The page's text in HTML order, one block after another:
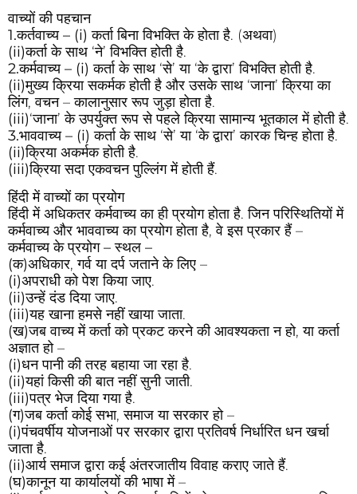
वाच्यों की पहचान
1.कर्तवाच्य – (i) कर्ता बिना विभक्ति के होता है. (अथवा)
(ii)कर्ता के साथ ‘ने’ विभक्ति होती है.
2.कर्मवाच्य – (i) कर्ता के साथ ‘से’ या ‘के द्वारा’ विभक्ति होती है.
(ii)मुख्य क्रिया सकर्मक होती है और उसके साथ ‘जाना’ क्रिया का
लिंग, वचन – कालानुसार रूप जुड़ा होता है.
(iii)‘जाना’ के उपर्युक्त रूप से पहले क्रिया सामान्य भूतकाल में होती है.
3.भाववाच्य – (i) कर्ता के साथ ‘से’ या ‘के द्वारा’ कारक चिन्ह होता है.
(ii)क्रिया अकर्मक होती है.
(iii)क्रिया सदा एकवचन पुल्लिंग में होती हैं.
हिंदी में वाच्यों का प्रयोग
हिंदी में अधिकतर कर्मवाच्य का ही प्रयोग होता है. जिन परिस्थितियों में
कर्मवाच्य और भाववाच्य का प्रयोग होता है, वे इस प्रकार हैं –
कर्मवाच्य के प्रयोग – स्थल –
(क)अधिकार, गर्व या दर्प जताने के लिए –
(i)अपराधी को पेश किया जाए.
(ii)उन्हें दंड दिया जाए.
(iii)यह खाना हमसे नहीं खाया जाता.
(ख)जब वाच्य में कर्ता को प्रकट करने की आवश्यकता न हो, या कर्ता
अज्ञात हो –
(i)धन पानी की तरह बहाया जा रहा है.
(ii)यहां किसी की बात नहीं सुनी जाती.
(iii)पत्र भेज दिया गया है.
(ग)जब कर्ता कोई सभा, समाज या सरकार हो –
(i)पंचवर्षीय योजनाओं पर सरकार द्वारा प्रतिवर्ष निर्धारित धन खर्चा
जाता है.
(ii)आर्य समाज द्वारा कई अंतरजातीय विवाह कराए जाते हैं.
(घ)कानून या कार्यालयों की भाषा में –